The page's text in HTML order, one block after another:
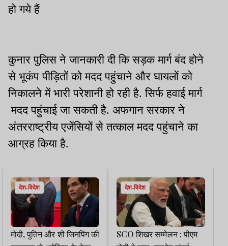
हो गये हैं
कुनार पुलिस ने जानकारी दी कि सड़क मार्ग बंद होने
से भूकंप पीड़ितों को मदद पहुंचाने और घायलों को
निकालने में भारी परेशानी हो रही है. सिर्फ हवाई मार्ग
मदद पहुंचाई जा सकती है. अफगान सरकार ने
अंतरराष्ट्रीय एजेंसियों से तत्काल मदद पहुंचाने का
आग्रह किया है.
देश-विदेश
मोदी, पुतिन और शी जिनपिंग की
देश-विदेश
SCO शिखर सम्मेलन : पीएम